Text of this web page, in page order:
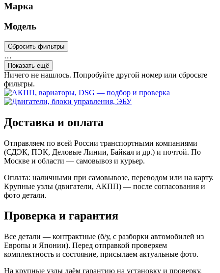
Марка
Модель
Сбросить фильтры
…
Показать ещё
Ничего не нашлось. Попробуйте другой номер или сбросьте
фильтры.
Доставка и оплата
Отправляем по всей России транспортными компаниями
(СДЭК, ПЭК, Деловые Линии, Байкал и др.) и почтой. По
Москве и области — самовывоз и курьер.
Оплата: наличными при самовывозе, переводом или на карту.
Крупные узлы (двигатели, АКПП) — после согласования и
фото детали.
Проверка и гарантия
Все детали — контрактные (б/у, с разборки автомобилей из
Европы и Японии). Перед отправкой проверяем
комплектность и состояние, присылаем актуальные фото.
На крупные узлы даём гарантию на установку и проверку.